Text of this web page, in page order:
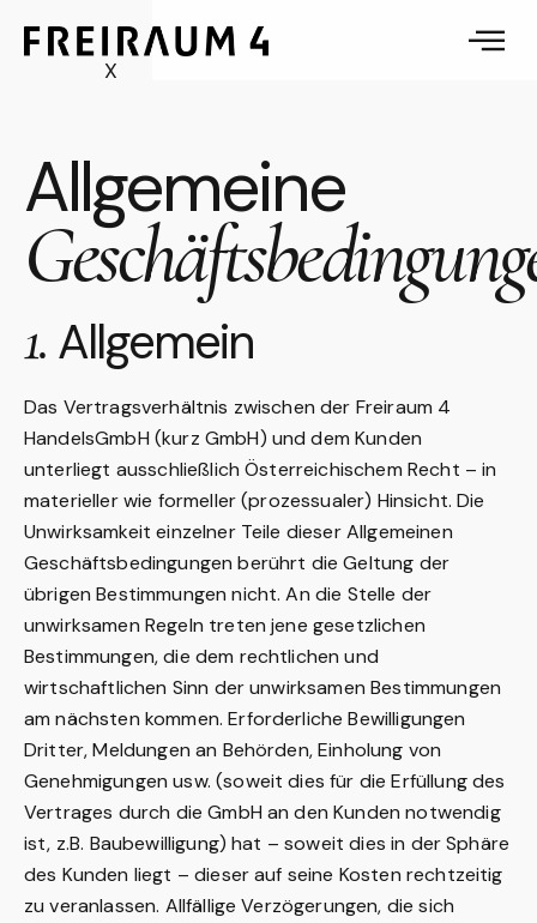
X
Allgemeine
1. Allgemein
Das Vertragsverhältnis zwischen der Freiraum 4
HandelsGmbH (kurz GmbH) und dem Kunden
unterliegt ausschließlich Österreichischem Recht – in
materieller wie formeller (prozessualer) Hinsicht. Die
Unwirksamkeit einzelner Teile dieser Allgemeinen
Geschäftsbedingungen berührt die Geltung der
übrigen Bestimmungen nicht. An die Stelle der
unwirksamen Regeln treten jene gesetzlichen
Bestimmungen, die dem rechtlichen und
wirtschaftlichen Sinn der unwirksamen Bestimmungen
am nächsten kommen. Erforderliche Bewilligungen
Dritter, Meldungen an Behörden, Einholung von
Genehmigungen usw. (soweit dies für die Erfüllung des
Vertrages durch die GmbH an den Kunden notwendig
ist, z.B. Baubewilligung) hat – soweit dies in der Sphäre
des Kunden liegt – dieser auf seine Kosten rechtzeitig
zu veranlassen. Allfällige Verzögerungen, die sich